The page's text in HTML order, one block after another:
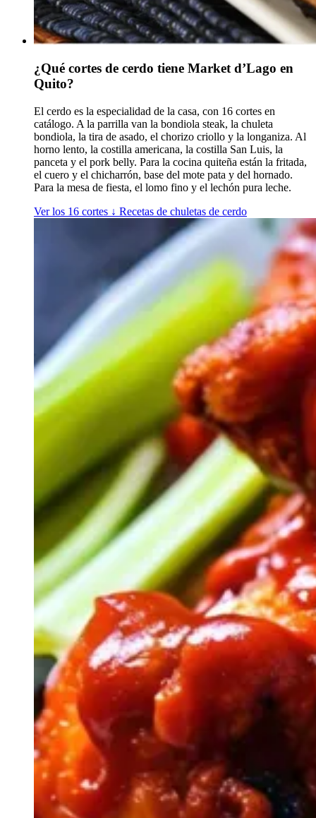
¿Qué cortes de cerdo tiene Market d’Lago en
Quito?
El cerdo es la especialidad de la casa, con 16 cortes en
catálogo. A la parrilla van la bondiola steak, la chuleta
bondiola, la tira de asado, el chorizo criollo y la longaniza. Al
horno lento, la costilla americana, la costilla San Luis, la
panceta y el pork belly. Para la cocina quiteña están la fritada,
el cuero y el chicharrón, base del mote pata y del hornado.
Para la mesa de fiesta, el lomo fino y el lechón pura leche.
Ver los 16 cortes ↓ Recetas de chuletas de cerdo